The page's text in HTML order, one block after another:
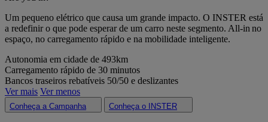
Um pequeno elétrico que causa um grande impacto. O INSTER está
a redefinir o que pode esperar de um carro neste segmento. All-in no
espaço, no carregamento rápido e na mobilidade inteligente.
Autonomia em cidade de 493km​
Carregamento rápido de 30 minutos​
Bancos traseiros rebatíveis 50/50 e deslizantes​
Ver mais Ver menos
Conheça a Campanha Conheça o INSTER